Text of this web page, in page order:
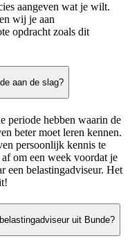
aangeven wat je wilt.
wij je aan
opdracht zoals dit
aan de slag?
periode hebben waarin de
beter moet leren kennen.
persoonlijk kennis te
om een week voordat je
een belastingadviseur. Het
uit Bunde?